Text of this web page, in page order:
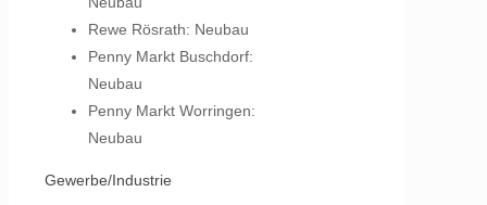
Rewe Rösrath: Neubau
Penny Markt Buschdorf:
Neubau
Penny Markt Worringen:
Neubau
Gewerbe/Industrie